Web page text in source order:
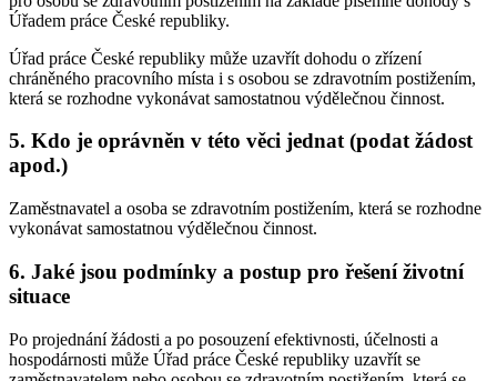
Úřadem práce České republiky.
Úřad práce České republiky může uzavřít dohodu o zřízení
chráněného pracovního místa i s osobou se zdravotním postižením,
která se rozhodne vykonávat samostatnou výdělečnou činnost.
5. Kdo je oprávněn v této věci jednat (podat žádost
apod.)
Zaměstnavatel a osoba se zdravotním postižením, která se rozhodne
vykonávat samostatnou výdělečnou činnost.
6. Jaké jsou podmínky a postup pro řešení životní
situace
Po projednání žádosti a po posouzení efektivnosti, účelnosti a
hospodárnosti může Úřad práce České republiky uzavřít se